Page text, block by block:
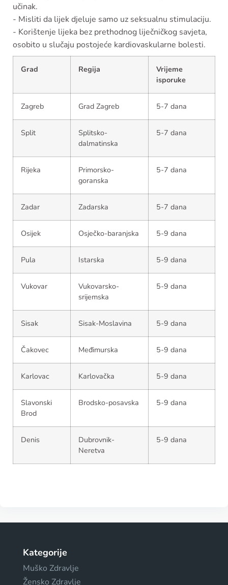
učinak.
- Misliti da lijek djeluje samo uz seksualnu stimulaciju.
- Korištenje lijeka bez prethodnog liječničkog savjeta,
osobito u slučaju postojeće kardiovaskularne bolesti.
Grad Regija
Vrijeme
isporuke
Zagreb Grad Zagreb 5-7 dana
Split
Splitsko-
dalmatinska
5-7 dana
Rijeka
Primorsko-
goranska
5-7 dana
Zadar Zadarska 5-7 dana
Osijek Osječko-baranjska 5-9 dana
Pula Istarska 5-9 dana
Vukovar
Vukovarsko-
srijemska
5-9 dana
Sisak Sisak-Moslavina 5-9 dana
Čakovec Međimurska 5-9 dana
Karlovac Karlovačka 5-9 dana
Slavonski
Brod
Brodsko-posavska 5-9 dana
Denis
Dubrovnik-
Neretva
5-9 dana
Kategorije
Muško Zdravlje
Žensko Zdravlje